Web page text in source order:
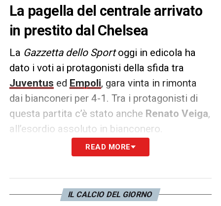
La pagella del centrale arrivato
in prestito dal Chelsea
La Gazzetta dello Sportoggi in edicola ha
dato i voti ai protagonisti della sfida tra
Juventus ed Empoli, gara vinta in rimonta
dai bianconeri per 4-1. Tra i protagonisti di
questa partita c’è stato anche Renato Veiga,
all’esordio assoluto in bianconero.
RENATO VEIGA 6– Non si poteva
negativo c’è qualche esitazione di tanto in
READ MORE
IL CALCIO DEL GIORNO